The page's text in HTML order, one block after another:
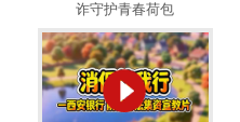
诈守护青春荷包